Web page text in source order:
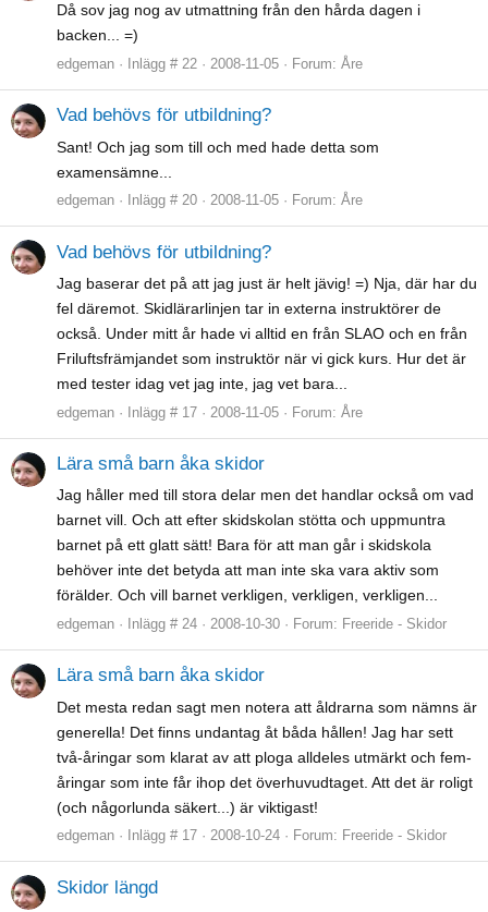
Då sov jag nog av utmattning från den hårda dagen i
backen... =)
edgeman Inlägg # 22 2008-11-05 Forum: Åre
Vad behövs för utbildning?
Sant! Och jag som till och med hade detta som
examensämne...
edgeman Inlägg # 20 2008-11-05 Forum: Åre
Vad behövs för utbildning?
Jag baserar det på att jag just är helt jävig! =) Nja, där har du
fel däremot. Skidlärarlinjen tar in externa instruktörer de
också. Under mitt år hade vi alltid en från SLAO och en från
Friluftsfrämjandet som instruktör när vi gick kurs. Hur det är
med tester idag vet jag inte, jag vet bara...
edgeman Inlägg # 17 2008-11-05 Forum: Åre
Lära små barn åka skidor
Jag håller med till stora delar men det handlar också om vad
barnet vill. Och att efter skidskolan stötta och uppmuntra
barnet på ett glatt sätt! Bara för att man går i skidskola
behöver inte det betyda att man inte ska vara aktiv som
förälder. Och vill barnet verkligen, verkligen, verkligen...
edgeman Inlägg # 24 2008-10-30 Forum: Freeride - Skidor
Lära små barn åka skidor
Det mesta redan sagt men notera att åldrarna som nämns är
generella! Det finns undantag åt båda hållen! Jag har sett
två-åringar som klarat av att ploga alldeles utmärkt och fem-
åringar som inte får ihop det överhuvudtaget. Att det är roligt
(och någorlunda säkert...) är viktigast!
edgeman Inlägg # 17 2008-10-24 Forum: Freeride - Skidor
Skidor längd